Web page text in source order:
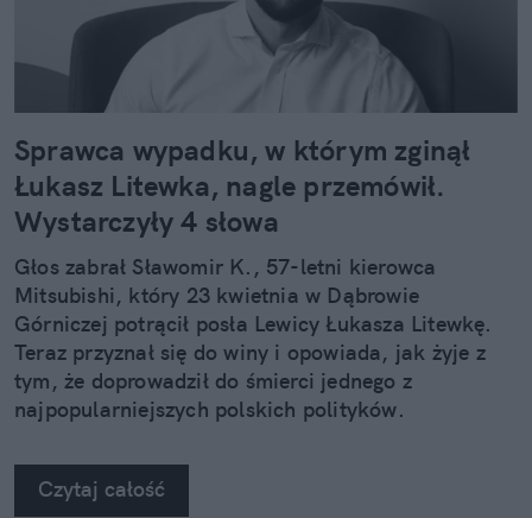
Sprawca wypadku, w którym zginął
Łukasz Litewka, nagle przemówił.
Wystarczyły 4 słowa
Głos zabrał Sławomir K., 57-letni kierowca
Mitsubishi, który 23 kwietnia w Dąbrowie
Górniczej potrącił posła Lewicy Łukasza Litewkę.
Teraz przyznał się do winy i opowiada, jak żyje z
tym, że doprowadził do śmierci jednego z
najpopularniejszych polskich polityków.
Czytaj całość